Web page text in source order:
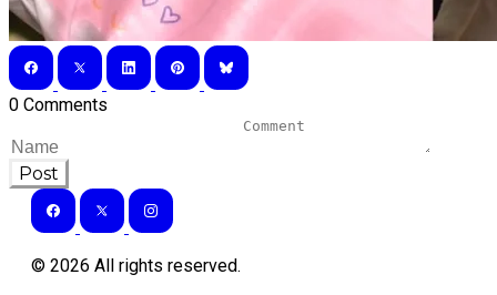
0 Comments
Post
© 2026 All rights reserved.